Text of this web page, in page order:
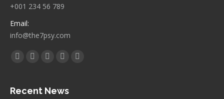
+001 234 56 789
Email:
info@the7psy.com
Find us on:
opensopensopensopens
Recent News